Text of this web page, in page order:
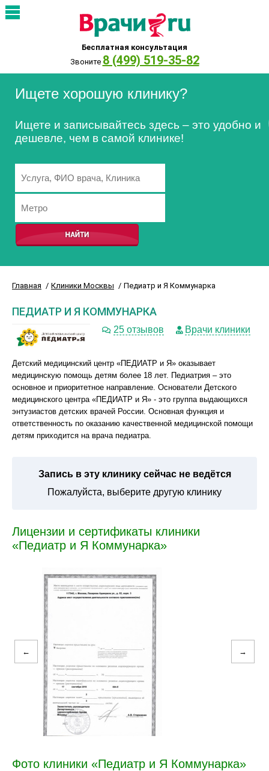
Бесплатная консультация
Звоните 8 (499) 519-35-82
Ищете хорошую клинику?
Ищете и записывайтесь здесь – это удобно и
дешевле, чем в самой клинике!
Главная Клиники Москвы Педиатр и Я Коммунарка
ПЕДИАТР И Я КОММУНАРКА
25 отзывов Врачи клиники
Детский медицинский центр «ПЕДИАТР и Я» оказывает
медицинскую помощь детям более 18 лет. Педиатрия – это
основное и приоритетное направление. Основатели Детского
медицинского центра «ПЕДИАТР и Я» - это группа выдающихся
энтузиастов детских врачей России. Основная функция и
ответственность по оказанию качественной медицинской помощи
детям приходится на врача педиатра.
Запись в эту клинику сейчас не ведётся
Пожалуйста, выберите другую клинику
Лицензии и сертификаты клиники
«Педиатр и Я Коммунарка»
← →
Фото клиники «Педиатр и Я Коммунарка»